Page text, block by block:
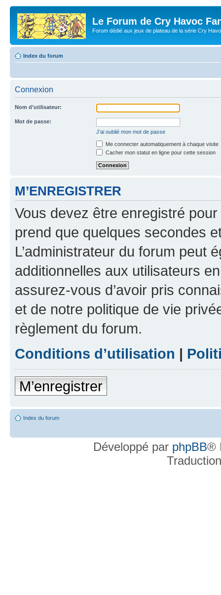
Le Forum de Cry Havoc
Forum dédié aux jeux de plateau de la série Cry
Index du forum
Connexion
Nom d’utilisateur:
Mot de passe:
J’ai oublié mon mot de passe
Me connecter automatiquement à chaque visite
Cacher mon statut en ligne pour cette session
M’ENREGISTRER
Vous devez être enregistré
prend que quelques secondes
L’administrateur du forum peut
additionnelles aux utilisateurs
assurez-vous d’avoir pris
et de notre politique de vie
règlement du forum.
Conditions d’utilisation |
M’enregistrer
Index du forum
Développé par phpBB®